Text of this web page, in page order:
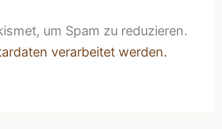
um Spam zu reduzieren.
verarbeitet werden.